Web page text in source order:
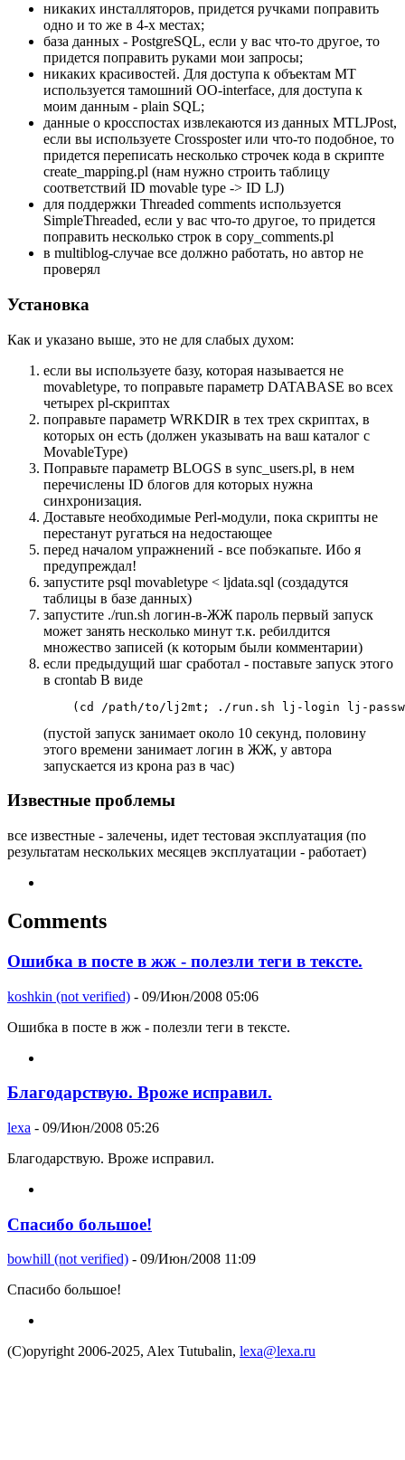
никаких инсталляторов, придется ручками поправить
одно и то же в 4-х местах;
база данных - PostgreSQL, если у вас что-то другое, то
придется поправить руками мои запросы;
никаких красивостей. Для доступа к объектам MT
используется тамошний OO-interface, для доступа к
моим данным - plain SQL;
данные о кросспостах извлекаются из данных MTLJPost,
если вы используете Crossposter или что-то подобное, то
придется переписать несколько строчек кода в скрипте
create_mapping.pl (нам нужно строить таблицу
соответствий ID movable type -> ID LJ)
для поддержки Threaded comments используется
SimpleThreaded, если у вас что-то другое, то придется
поправить несколько строк в copy_comments.pl
в multiblog-случае все должно работать, но автор не
проверял
Установка
Как и указано выше, это не для слабых духом:
если вы используете базу, которая называется не
movabletype, то поправьте параметр DATABASE во всех
четырех pl-скриптах
поправьте параметр WRKDIR в тех трех скриптах, в
которых он есть (должен указывать на ваш каталог с
MovableType)
Поправьте параметр BLOGS в sync_users.pl, в нем
перечислены ID блогов для которых нужна
синхронизация.
Доставьте необходимые Perl-модули, пока скрипты не
перестанут ругаться на недостающее
перед началом упражнений - все побэкапьте. Ибо я
предупреждал!
запустите psql movabletype < ljdata.sql (создадутся
таблицы в базе данных)
запустите ./run.sh логин-в-ЖЖ пароль первый запуск
может занять несколько минут т.к. ребилдится
множество записей (к которым были комментарии)
если предыдущий шаг сработал - поставьте запуск этого
в crontab В виде
(пустой запуск занимает около 10 секунд, половину
этого времени занимает логин в ЖЖ, у автора
запускается из крона раз в час)
Известные проблемы
все известные - залечены, идет тестовая эксплуатация (по
результатам нескольких месяцев эксплуатации - работает)
Comments
Ошибка в посте в жж - полезли теги в тексте.
koshkin (not verified) - 09/Июн/2008 05:06
Ошибка в посте в жж - полезли теги в тексте.
Благодарствую. Вроже исправил.
lexa - 09/Июн/2008 05:26
Благодарствую. Вроже исправил.
Спасибо большое!
bowhill (not verified) - 09/Июн/2008 11:09
Спасибо большое!
(C)opyright 2006-2025, Alex Tutubalin, lexa@lexa.ru